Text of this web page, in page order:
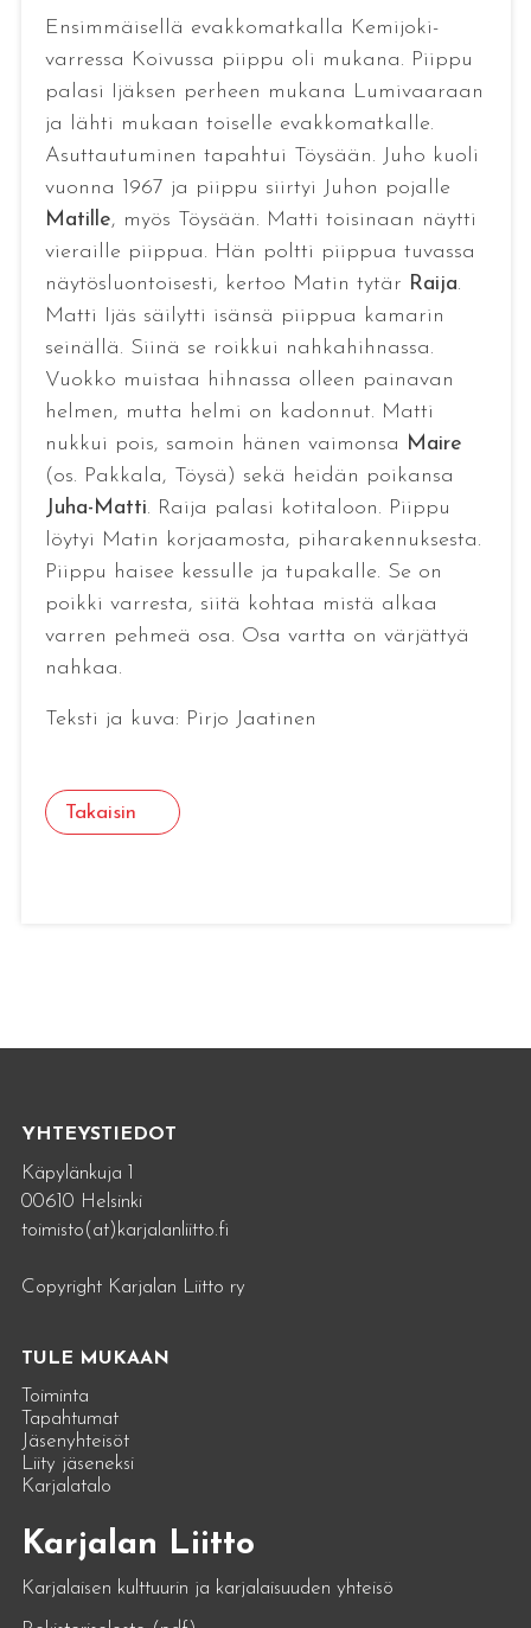
Ensimmäisellä evakkomatkalla Kemijoki-
varressa Koivussa piippu oli mukana. Piippu
palasi Ijäksen perheen mukana Lumivaaraan
ja lähti mukaan toiselle evakkomatkalle.
Asuttautuminen tapahtui Töysään. Juho kuoli
vuonna 1967 ja piippu siirtyi Juhon pojalle
Matille, myös Töysään. Matti toisinaan näytti
vieraille piippua. Hän poltti piippua tuvassa
näytösluontoisesti, kertoo Matin tytär Raija.
Matti Ijäs säilytti isänsä piippua kamarin
seinällä. Siinä se roikkui nahkahihnassa.
Vuokko muistaa hihnassa olleen painavan
helmen, mutta helmi on kadonnut. Matti
nukkui pois, samoin hänen vaimonsa Maire
(os. Pakkala, Töysä) sekä heidän poikansa
Juha-Matti. Raija palasi kotitaloon. Piippu
löytyi Matin korjaamosta, piharakennuksesta.
Piippu haisee kessulle ja tupakalle. Se on
poikki varresta, siitä kohtaa mistä alkaa
varren pehmeä osa. Osa vartta on värjättyä
nahkaa.
Teksti ja kuva: Pirjo Jaatinen
Takaisin
YHTEYSTIEDOT
Käpylänkuja 1
00610 Helsinki
toimisto(at)karjalanliitto.fi
Copyright Karjalan Liitto ry
TULE MUKAAN
Toiminta
Tapahtumat
Jäsenyhteisöt
Liity jäseneksi
Karjalatalo
Karjalan Liitto
Karjalaisen kulttuurin ja karjalaisuuden yhteisö